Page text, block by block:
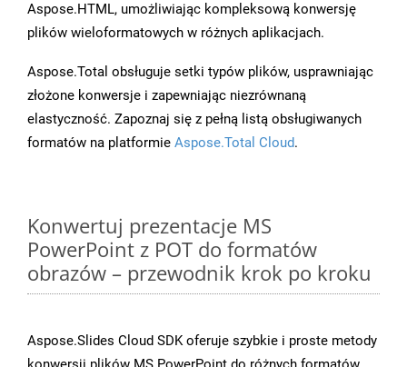
Aspose.HTML, umożliwiając kompleksową konwersję
plików wieloformatowych w różnych aplikacjach.
Aspose.Total obsługuje setki typów plików, usprawniając
złożone konwersje i zapewniając niezrównaną
elastyczność. Zapoznaj się z pełną listą obsługiwanych
formatów na platformie Aspose.Total Cloud.
Konwertuj prezentacje MS
PowerPoint z POT do formatów
obrazów – przewodnik krok po kroku
Aspose.Slides Cloud SDK oferuje szybkie i proste metody